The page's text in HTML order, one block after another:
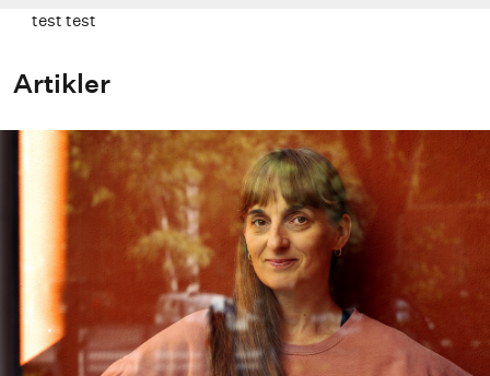
test test
Artikler